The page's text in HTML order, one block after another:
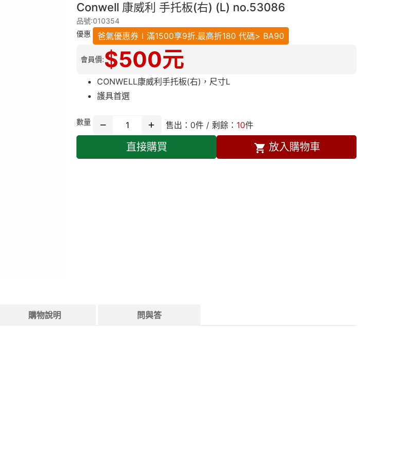
Conwell 康威利 手托板(右) (L) no.53086
品號:010354
會員價:$500元
優惠 爸氣優惠券∣滿1500享9折.最高折180 代碼> BA90
CONWELL康威利手托板(右)，尺寸L
護具首選
數量 售出： 0件 / 剩餘： 10件
直接購買 放入購物車
購物說明 問與答